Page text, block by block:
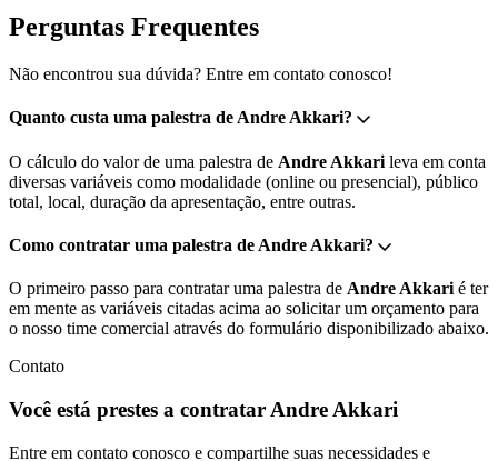
Perguntas Frequentes
Não encontrou sua dúvida? Entre em contato conosco!
Quanto custa uma palestra de Andre Akkari?
O cálculo do valor de uma palestra de Andre Akkari leva em conta
diversas variáveis como modalidade (online ou presencial), público
total, local, duração da apresentação, entre outras.
Como contratar uma palestra de Andre Akkari?
O primeiro passo para contratar uma palestra de Andre Akkari é ter
em mente as variáveis citadas acima ao solicitar um orçamento para
o nosso time comercial através do formulário disponibilizado abaixo.
Contato
Você está prestes a contratar Andre Akkari
Entre em contato conosco e compartilhe suas necessidades e